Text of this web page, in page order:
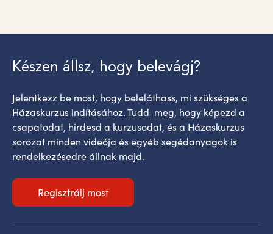
Készen állsz, hogy belevágj?
Jelentkezz be most, hogy beleláthass, mi szükséges a
Házaskurzus indításához. Tudd meg, hogy képezd a
csapatodat, hirdesd a kurzusodat, és a Házaskurzus
sorozat minden videója és egyéb segédanyagok is
rendelkezésedre állnak majd.
Regisztrálj most